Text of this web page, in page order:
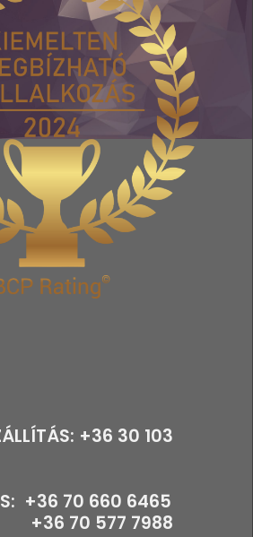
+36 30 103
+36 70 660 6465
577 7988